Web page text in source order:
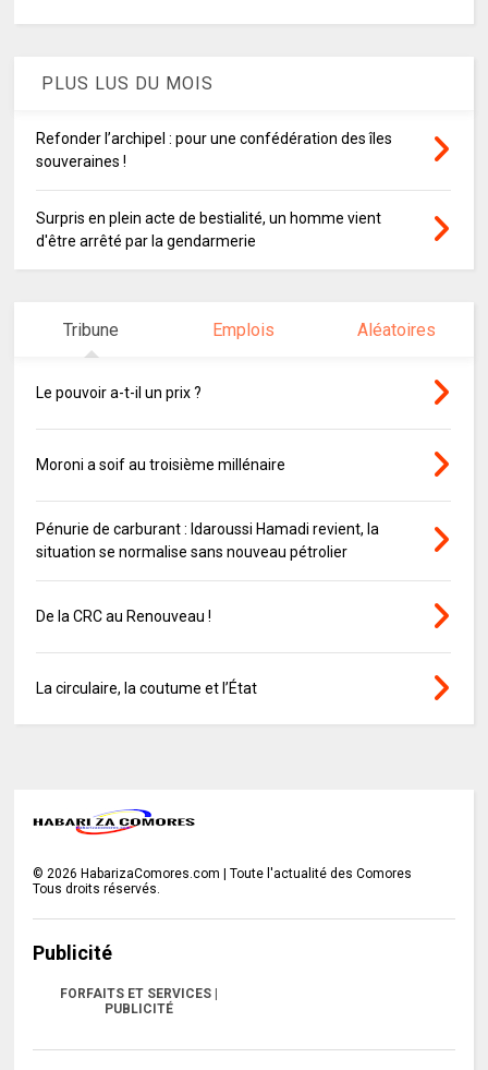
PLUS LUS DU MOIS
Refonder l’archipel : pour une confédération des îles
souveraines !
Surpris en plein acte de bestialité, un homme vient
d'être arrêté par la gendarmerie
Tribune Emplois Aléatoires
Le pouvoir a-t-il un prix ?
Moroni a soif au troisième millénaire
Pénurie de carburant : Idaroussi Hamadi revient, la
situation se normalise sans nouveau pétrolier
De la CRC au Renouveau !
La circulaire, la coutume et l’État
©2026 HabarizaComores.com | Toute l'actualité des Comores
Tous droits réservés.
Publicité
FORFAITS ET SERVICES |
PUBLICITÉ